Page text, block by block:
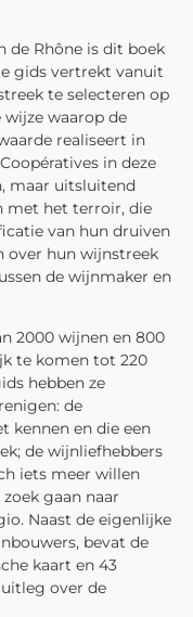
de Rhône is dit boek
gids vertrekt vanuit
te selecteren op
waarop de
realiseert in
in deze
maar uitsluitend
met het terroir, die
van hun druiven
over hun wijnstreek
de wijnmaker en
2000 wijnen en 800
te komen tot 220
hebben ze
de
kennen en die een
de wijnliefhebbers
iets meer willen
gaan naar
Naast de eigenlijke
bevat de
kaart en 43
over de